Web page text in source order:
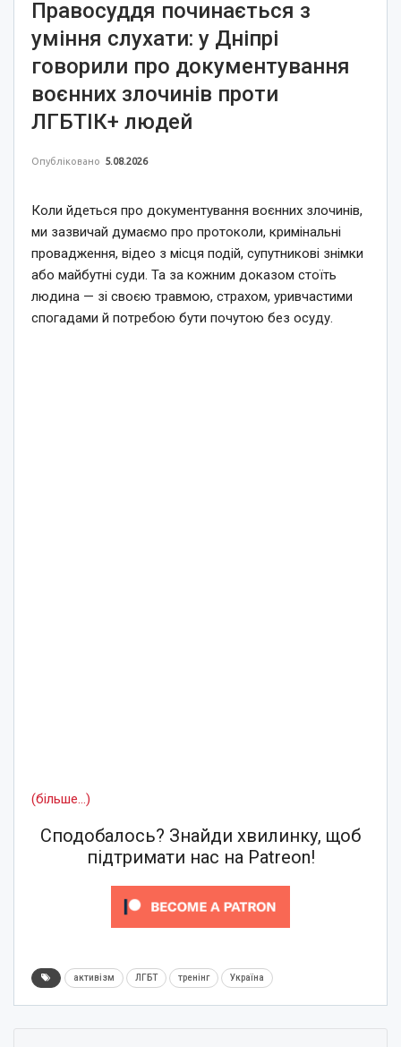
Правосуддя починається з
уміння слухати: у Дніпрі
говорили про документування
воєнних злочинів проти
ЛГБТІК+ людей
Опубліковано 5.08.2026
Коли йдеться про документування воєнних злочинів,
ми зазвичай думаємо про протоколи, кримінальні
провадження, відео з місця подій, супутникові знімки
або майбутні суди. Та за кожним доказом стоїть
людина — зі своєю травмою, страхом, уривчастими
спогадами й потребою бути почутою без осуду.
(більше…)
Сподобалось? Знайди хвилинку, щоб
підтримати нас на Patreon!
активізм ЛГБТ тренінг Україна